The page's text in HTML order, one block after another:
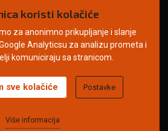
© Copyright 2026. | ARILEO
Politika privatnosti
Impressum
koristi kolačiće
za anonimno prikupljanje i slanje
Analyticsu za analizu prometa i
komuniciraju sa stranicom.
Više informacija
sve kolačiće Postavke